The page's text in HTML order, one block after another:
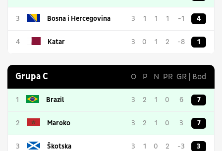
3 Bosna i Hercegovina 3 1 1 1 -1 4
4 Katar 3 0 1 2 -8 1
Grupa C O P N PR GR Bod
1 Brazil 3 2 1 0 6 7
2 Maroko 3 2 1 0 3 7
3 Škotska 3 1 0 2 -3 3